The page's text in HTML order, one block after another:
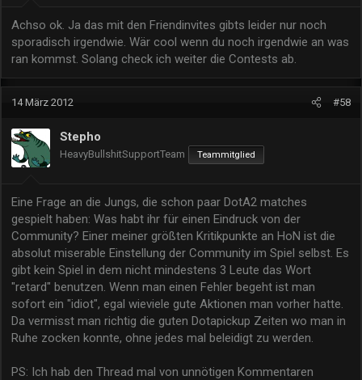
Achso ok. Ja das mit den Friendinvites gibts leider nur noch
sporadisch irgendwie. Wär cool wenn du noch irgendwie an was
ran kommst. Solang check ich weiter die Contests ab.
14 März 2012 #58
Stepho
HeavyBullshitSupportTeam Teammitglied
Eine Frage an die Jungs, die schon paar DotA2 matches
gespielt haben: Was habt ihr für einen Eindruck von der
Community? Einer meiner größten Kritikpunkte an HoN ist die
absolut miserable Einstellung der Community im Spiel selbst. Es
gibt kein Spiel in dem nicht mindestens 3 Leute das Wort
"retard" benutzen. Wenn man einen Fehler begeht ist man
sofort ein "idiot", egal wieviele gute Aktionen man vorher hatte.
Da vermisst man richtig die guten Dotapickup Zeiten wo man in
Ruhe zocken konnte, ohne jedes mal beleidigt zu werden.
PS: Ich hab den Thread mal von unnötigen Kommentaren